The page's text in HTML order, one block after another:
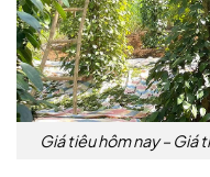
Giá tiêu hôm nay –